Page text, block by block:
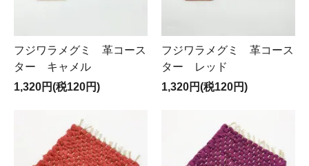
フジワラメグミ 革コース
ター キャメル
1,320円(税120円)
フジワラメグミ 革コース
ター レッド
1,320円(税120円)